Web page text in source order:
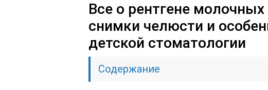
Все о рентгене молочных
снимки челюсти и
детской стоматологии
Содержание